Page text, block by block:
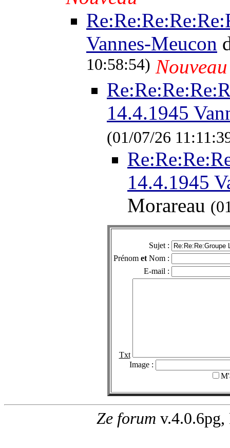
Vannes-Meucon
10:58:54) Nouveau
14.4.1945
(01/07/26
14.4.1945
Morareau
Sujet :
Prénom et Nom :
E-mail :
Txt
Image :
Ze forum